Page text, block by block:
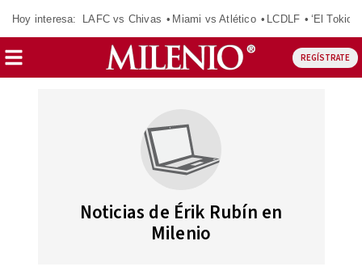
Hoy interesa: LAFC vs Chivas Miami vs Atlético LCDLF ‘El Tokio’
REGÍSTRATE
Noticias de Érik Rubín en
Milenio